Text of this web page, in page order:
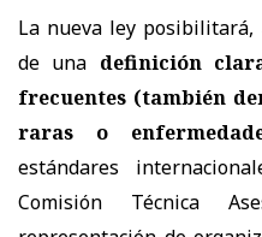
La nueva ley
de una definición
frecuentes (también
raras o
estándares
Comisión Técnica